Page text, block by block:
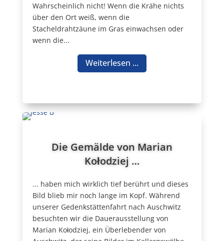
Wahrscheinlich nicht! Wenn die Krähe nichts
über den Ort weiß, wenn die
Stacheldrahtzäune im Gras einwachsen oder
wenn die...
Weiterlesen ...
Die Gemälde von Marian
Kołodziej …
... haben mich wirklich tief berührt und dieses
Bild blieb mir noch lange im Kopf. Während
unserer Gedenkstättenfahrt nach Auschwitz
besuchten wir die Dauerausstellung von
Marian Kołodziej, ein Überlebender von